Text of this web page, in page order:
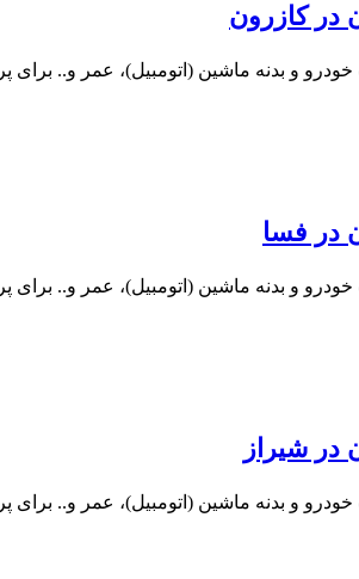
در کازرون
و بدنه ماشین (اتومبیل)، عمر و..
در فسا
و بدنه ماشین (اتومبیل)، عمر و..
در شیراز
و بدنه ماشین (اتومبیل)، عمر و..